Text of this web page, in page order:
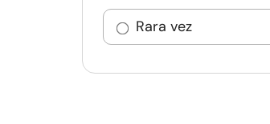
Rara vez